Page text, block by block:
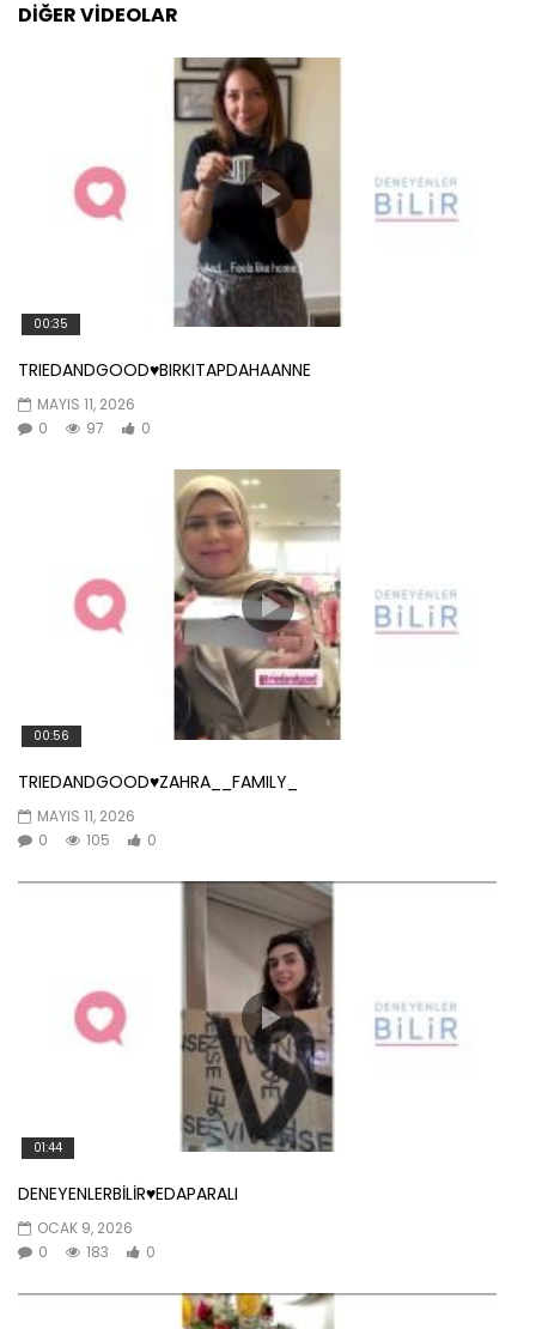
DIĞER VIDEOLAR
00:35
TRIEDANDGOOD♥️BIRKITAPDAHAANNE
MAYIS 11, 2026
0
97 0
00:56
TRIEDANDGOOD♥️ZAHRA__FAMILY_
MAYIS 11, 2026
0
105 0
01:44
DENEYENLERBİLİR♥️EDAPARALI
OCAK 9, 2026
0
183 0